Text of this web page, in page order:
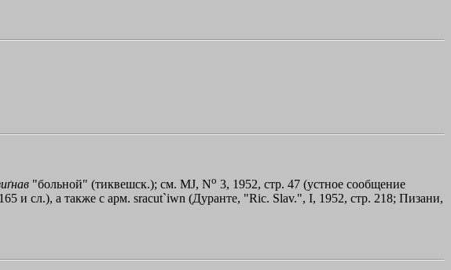
"больной" (тиквешск.); см. МJ, No 3, 1952, стр. 47 (устное сообщение
и сл.), а также с арм. srасut`iwn (Дуранте, "Ric. Slav.", I, 1952, стр. 218; Пизани,